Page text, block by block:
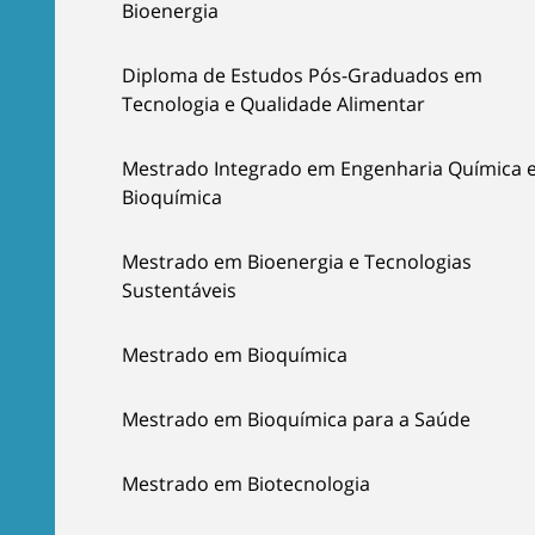
Bioenergia
Diploma de Estudos Pós-Graduados em
Tecnologia e Qualidade Alimentar
Mestrado Integrado em Engenharia Química
Bioquímica
Mestrado em Bioenergia e Tecnologias
Sustentáveis
Mestrado em Bioquímica
Mestrado em Bioquímica para a Saúde
Mestrado em Biotecnologia